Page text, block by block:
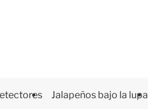
Jalapeños bajo la lupa